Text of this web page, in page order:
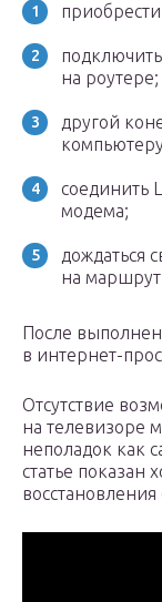
на роутере;
другой
соединить
модема;
дождаться
на
После
в интернет-
Отсутствие
на телевизоре
неполадок как
статье показан